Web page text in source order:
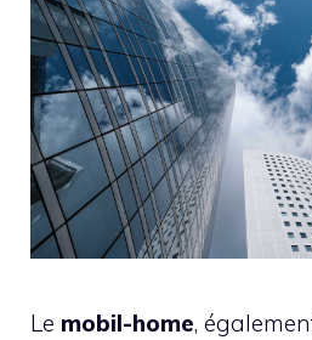
Le mobil-home,